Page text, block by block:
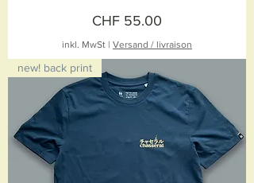
Preis
CHF 55.00
inkl. MwSt | Versand / livraison
new! back print